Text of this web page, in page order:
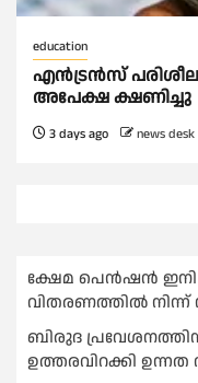
education
എന്‍ട്രന്‍സ്
അപേക്ഷ ക്ഷണിച്ചു
3 days ago news desk
ക്ഷേമ പെൻഷൻ ഇനി
വിതരണത്തില്‍
ബിരുദ
ഉത്തരവിറക്കി ഉന്നത